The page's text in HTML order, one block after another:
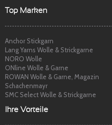
Top Marken
Anchor Stickgarn
Lang Yarns Wolle & Strickgarne
NORO Wolle
ONline Wolle & Garne
ROWAN Wolle & Garne, Magazin
Schachenmayr
SMC Select Wolle & Strickgarne
Ihre Vorteile